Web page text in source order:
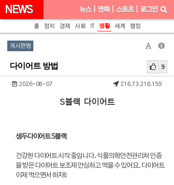
NEWS 뉴스 연예 스포츠 로그인
홈 정치 경제 사회 IT 생활 세계 랭킹
게시판명
다이어트 방법 9
2026-08-07 216.73.216.159
S블랙 다이어트
생두다이어트 S블랙
건강한 다이어트 시작 중입니다. 식품의학안전관리처 인증
을 받은 다이어트 보조제 안심하고 먹을 수 있어요. 다이어트
이제 먹으면서 하자!!